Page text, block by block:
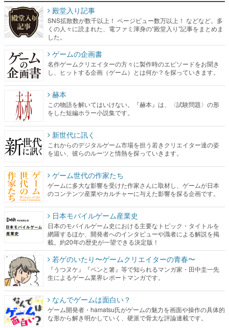
殿堂入り記事
SNS拡散数が数千以上！ ページビュー数万以上！ などなど。多
くの人々に読まれた、電ファミ渾身の“殿堂入り”記事をまとめま
した。
ゲームの企画書
名作ゲームクリエイターの方々に製作時のエピソードをお聞き
し、ヒットする企画（ゲーム）とは何か？を探っていきます。
赫本
この物語を解いてはいけない。『赫本』は、〈試験問題〉の形
をした短編ホラー小説集です。
新世代に訊く
これからのデジタルゲーム市場を担う若きクリエイター達の姿
を追い、彼らのルーツと情熱を探っていきます。
ゲーム世代の作家たち
ゲームに多大な影響を受けた作家さんに取材し、ゲームが日本
のコンテンツ産業やカルチャーに与えた影響を探る企画です。
日本モバイルゲーム産業史
日本のモバイルゲーム史における主要なトピック・タイトルを
網羅するほか、開発者へのインタビューや識者による解説を掲
載。約20年の歴史が一望できる決定版！
若ゲのいたり〜ゲームクリエイターの青春〜
『うつヌケ』『ペンと箸』等で知られるマンガ家・田中圭一先
生によるゲーム業界レポートマンガです。
なんでゲームは面白い？
ゲーム開発者・hamatsu氏がゲームの魅力を画面や操作の具体的
な形から解き明かしていく、硬派で骨太な評論連載です。